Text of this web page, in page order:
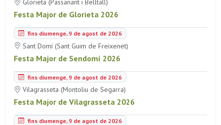
Glorieta (Passanant i Belltall)
Festa Major de Glorieta 2026
fins diumenge, 9 de agost de 2026
Sant Domí (Sant Guim de Freixenet)
Festa Major de Sendomí 2026
fins diumenge, 9 de agost de 2026
Vilagrasseta (Montoliu de Segarra)
Festa Major de Vilagrasseta 2026
fins diumenge, 9 de agost de 2026